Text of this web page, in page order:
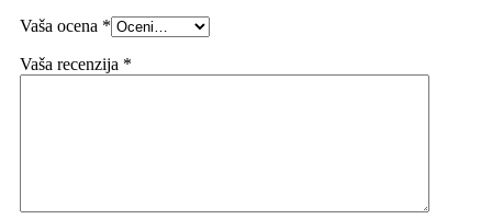
Vaša ocena *
Vaša recenzija *